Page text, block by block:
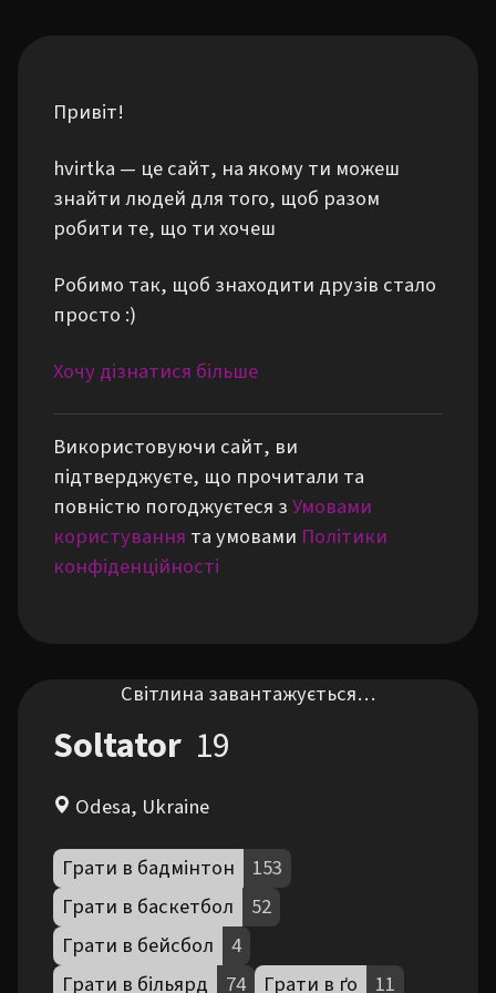
Привіт!
hvirtka — це сайт, на якому ти можеш
знайти людей для того, щоб разом
робити те, що ти хочеш
Робимо так, щоб знаходити друзів стало
просто :)
Хочу дізнатися більше
Використовуючи сайт, ви
підтверджуєте, що прочитали та
повністю погоджуєтеся зУмовами
користування та умовами Політики
конфіденційності
Світлина завантажується…
Soltator 19
Odesa, Ukraine
Грати в бадмінтон
153
Грати в баскетбол
52
Грати в бейсбол
4
Грати в більярд
74 Грати в ґо 11